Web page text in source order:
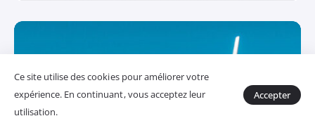
Ce site utilise des cookies pour améliorer votre
expérience. En continuant, vous acceptez leur
utilisation.
Accepter